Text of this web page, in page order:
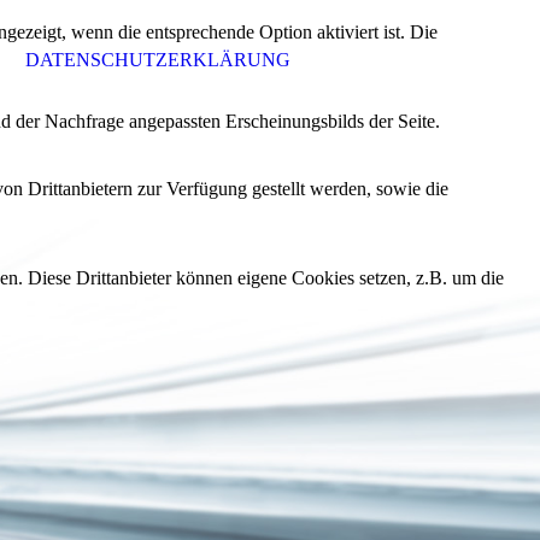
DATENSCHUTZERKLÄRUNG
wenn die entsprechende Option aktiviert ist. Die
Nachfrage angepassten Erscheinungsbilds der Seite.
Drittanbietern zur Verfügung gestellt werden, sowie die
Diese Drittanbieter können eigene Cookies setzen, z.B. um die